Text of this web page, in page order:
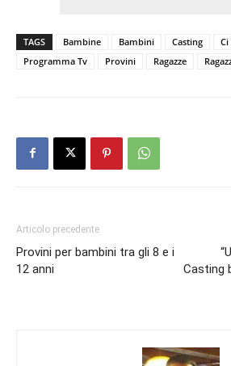
TAGS Bambine Bambini Casting
Ci
Programma Tv
Provini Ragazze
Articolo precedente
Provini per bambini tra gli 8 e i
12 anni
Casting